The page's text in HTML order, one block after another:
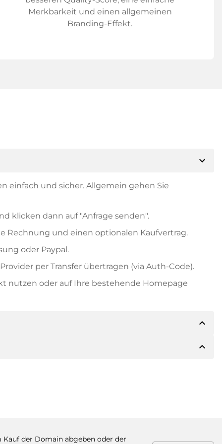
Merkbarkeit und einen allgemeinen
Branding-Effekt.
expand_more
einfach und sicher. Allgemein gehen Sie
klicken dann auf "Anfrage senden".
Rechnung und einen optionalen Kaufvertrag.
oder Paypal.
per Transfer übertragen (via Auth-Code).
nutzen oder auf Ihre bestehende Homepage
expand_less
der Zahlung mitteilen. Der Inhaber wird Ihnen
expand_less
der Domain abgeben oder der